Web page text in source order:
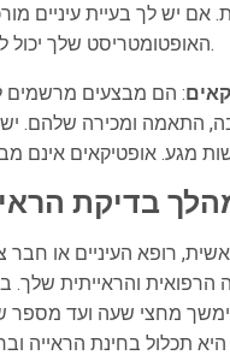
אם יש לך בעיית עיניים
האופטומטריסט שלך יכול להפניך לרופא עיניים.
: הם מבצעים מרשמים
התאמה ומכירה שלהם.
בדיקת
רופא העיניים או חבר
הרפואית והראייתית שלך.
מחצי שעה ועד מספר
תכלול בחינת הראייה